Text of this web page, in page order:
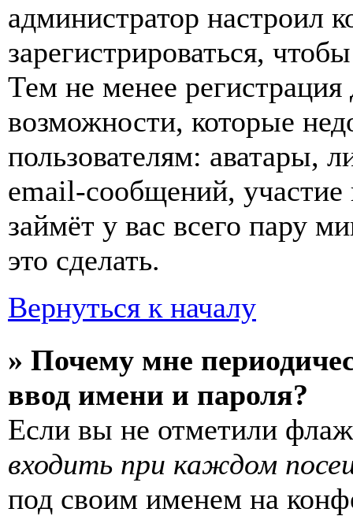
администратор
зарегистрироваться,
Тем не менее
возможности, которые
пользователям: аватары,
email-сообщений, участие
займёт у вас всего пару
это сделать.
Вернуться к началу
» Почему мне
ввод имени и пароля?
Если вы не отметили
входить при каждом
под своим именем на